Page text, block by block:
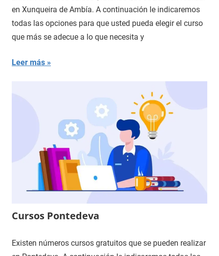
en Xunqueira de Ambía. A continuación le indicaremos
todas las opciones para que usted pueda elegir el curso
que más se adecue a lo que necesita y
Leer más
Cursos Pontedeva
Existen números cursos gratuitos que se pueden realizar